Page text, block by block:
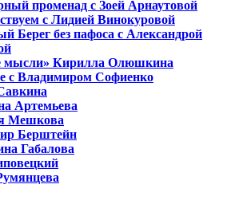
променад с Зоей Арнаутовой
с Лидией Винокуровой
Берег без пафоса с Александрой
мысли» Кирилла Олюшкина
с Владимиром Софиенко
Артемьева
Мешкова
Берштейн
Габалова